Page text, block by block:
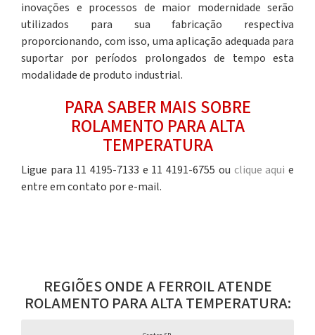
inovações e processos de maior modernidade serão
utilizados para sua fabricação respectiva
proporcionando, com isso, uma aplicação adequada para
suportar por períodos prolongados de tempo esta
modalidade de produto industrial.
PARA SABER MAIS SOBRE
ROLAMENTO PARA ALTA
TEMPERATURA
Ligue para 11 4195-7133 e 11 4191-6755 ou clique aqui e
entre em contato por e-mail.
REGIÕES ONDE A FERROIL ATENDE
ROLAMENTO PARA ALTA TEMPERATURA: